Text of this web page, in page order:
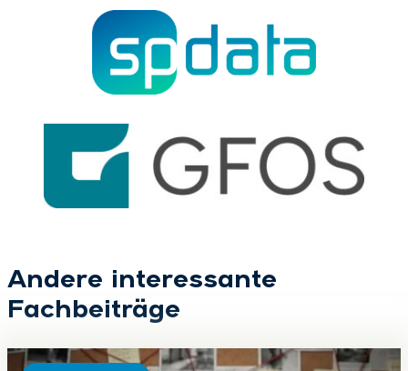
Andere interessante
Fachbeiträge